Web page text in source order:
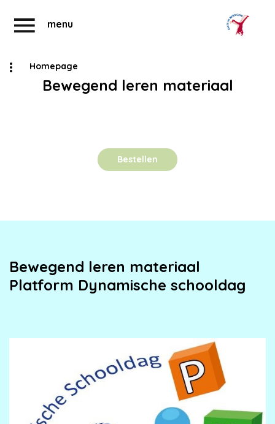
menu
Abonnementen Account
Homepage
Bewegend leren materiaal
Bestellen
Bewegend leren materiaal
Platform Dynamische schooldag